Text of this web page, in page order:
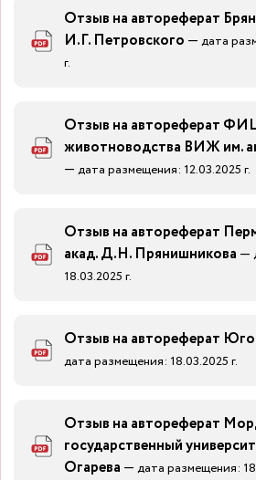
Отзыв на автореферат
И.Г. Петровского — дата
г.
Отзыв на автореферат
животноводства ВИЖ им.
— дата размещения: 12.03.2025 г.
Отзыв на автореферат
акад. Д.Н. Прянишникова —
18.03.2025 г.
Отзыв на автореферат
дата размещения: 18.03.2025 г.
Отзыв на автореферат
государственный
Огарева — дата размещения: